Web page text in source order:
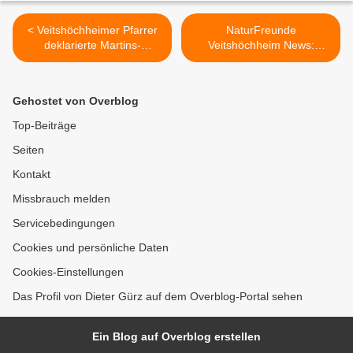
< Veitshöchheimer Pfarrer
deklarierte Martins-
Laternenzug zur "Kinder-
noch nie
NaturFreunde
Veitshöchheim News:
Veranstaltungen im
Gehostet von Overblog
Top-Beiträge
Seiten
Kontakt
Missbrauch melden
Servicebedingungen
Cookies und persönliche Daten
Cookies-Einstellungen
Das Profil von Dieter Gürz auf dem Overblog-Portal sehen
Ein Blog auf Overblog erstellen